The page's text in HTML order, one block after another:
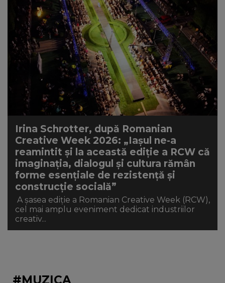
Irina Schrotter, după Romanian
Creative Week 2026: „Iașul ne-a
reamintit și la această ediție a RCW că
imaginația, dialogul și cultura rămân
forme esențiale de rezistență și
construcție socială”
A șasea ediție a Romanian Creative Week (RCW),
cel mai amplu eveniment dedicat industriilor
creativ...
#MUZICA